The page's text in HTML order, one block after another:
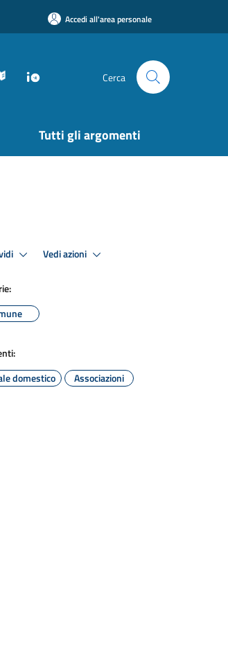
Accedi all'area personale
Cerca
Tutti gli argomenti
Vedi azioni
domestico
Associazioni